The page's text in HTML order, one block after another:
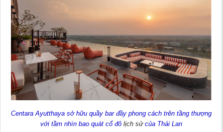
Centara Ayutthaya sở hữu quầy bar đầy phong cách trên tầng thượng
với tầm nhìn bao quát cố đô lịch sửcủa Thái Lan